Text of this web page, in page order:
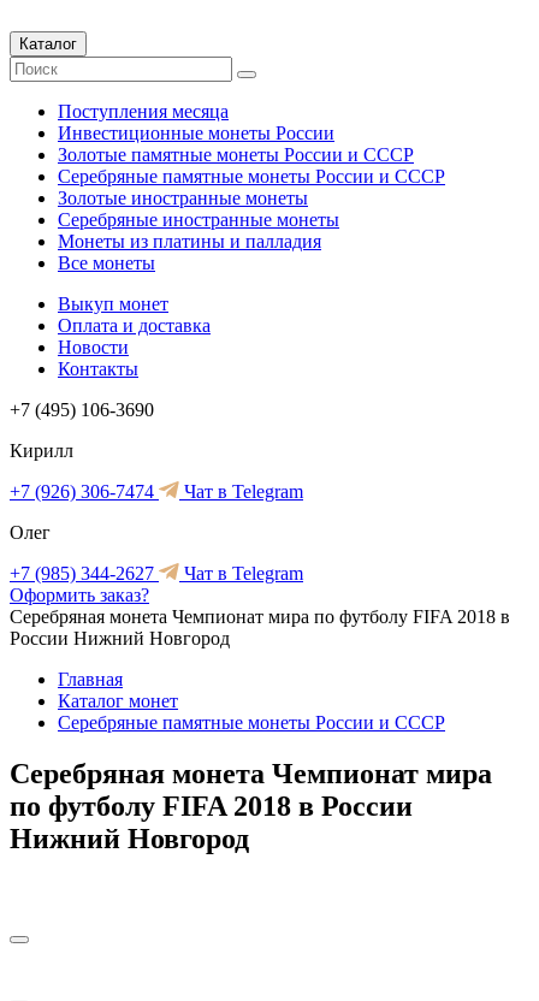
Каталог
Поступления месяца
Инвестиционные монеты России
Золотые памятные монеты России и СССР
Серебряные памятные монеты России и СССР
Золотые иностранные монеты
Серебряные иностранные монеты
Монеты из платины и палладия
Все монеты
Выкуп монет
Оплата и доставка
Новости
Контакты
+7 (495) 106-3690
Кирилл
+7 (926) 306-7474
Чат в Telegram
Олег
+7 (985) 344-2627
Чат в Telegram
Оформить заказ?
Серебряная монета Чемпионат мира по футболу FIFA 2018 в
России Нижний Новгород
Главная
Каталог монет
Серебряные памятные монеты России и СССР
Серебряная монета Чемпионат мира
по футболу FIFA 2018 в России
Нижний Новгород